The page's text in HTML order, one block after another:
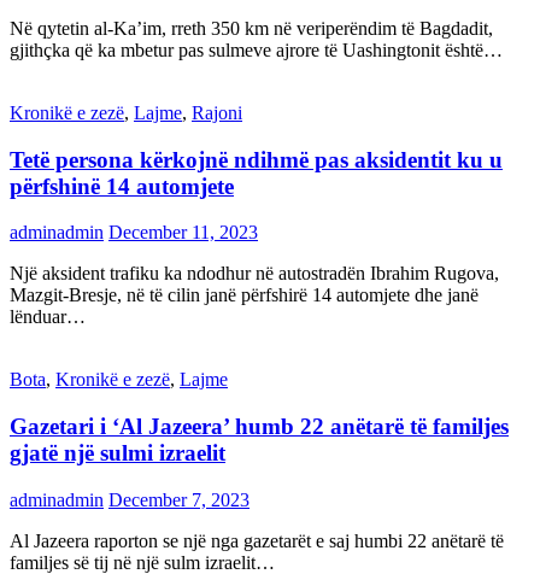
Në qytetin al-Ka’im, rreth 350 km në veriperëndim të Bagdadit,
gjithçka që ka mbetur pas sulmeve ajrore të Uashingtonit është…
Kronikë e zezë, Lajme, Rajoni
Tetë persona kërkojnë ndihmë pas aksidentit ku u
përfshinë 14 automjete
adminadmin December 11, 2023
Një aksident trafiku ka ndodhur në autostradën Ibrahim Rugova,
Mazgit-Bresje, në të cilin janë përfshirë 14 automjete dhe janë
lënduar…
Bota, Kronikë e zezë, Lajme
Gazetari i ‘Al Jazeera’ humb 22 anëtarë të familjes
gjatë një sulmi izraelit
adminadmin December 7, 2023
Al Jazeera raporton se një nga gazetarët e saj humbi 22 anëtarë të
familjes së tij në një sulm izraelit…